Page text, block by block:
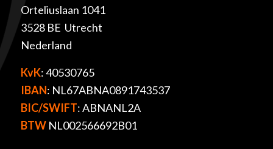
Orteliuslaan 1041
3528 BE Utrecht
Nederland
KvK: 40530765
IBAN: NL67ABNA0891743537
BIC/SWIFT: ABNANL2A
BTWNL002566692B01